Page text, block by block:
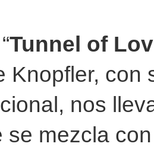
Tunnel of
Knopfler, con
nos
se mezcla